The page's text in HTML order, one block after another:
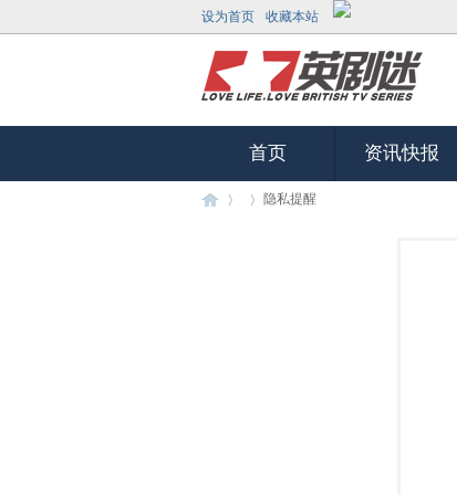
设为首页 收藏本站
首页 资讯快报
隐私提醒